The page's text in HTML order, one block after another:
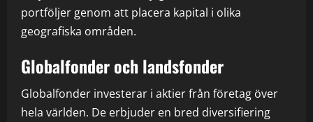
portföljer genom att placera kapital i olika
geografiska områden.
Globalfonder och landsfonder
Globalfonder investerar i aktier från företag över
hela världen. De erbjuder en bred diversifiering